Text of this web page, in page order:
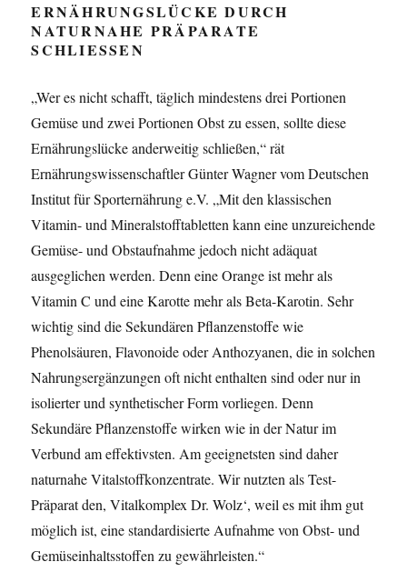
ERNÄHRUNGSLÜCKE DURCH
NATURNAHE PRÄPARATE
SCHLIESSEN
„Wer es nicht schafft, täglich mindestens drei Portionen
Gemüse und zwei Portionen Obst zu essen, sollte diese
Ernährungslücke anderweitig schließen,“ rät
Ernährungswissenschaftler Günter Wagner vom Deutschen
Institut für Sporternährung e.V. „Mit den klassischen
Vitamin- und Mineralstofftabletten kann eine unzureichende
Gemüse- und Obstaufnahme jedoch nicht adäquat
ausgeglichen werden. Denn eine Orange ist mehr als
Vitamin C und eine Karotte mehr als Beta-Karotin. Sehr
wichtig sind die Sekundären Pflanzenstoffe wie
Phenolsäuren, Flavonoide oder Anthozyanen, die in solchen
Nahrungsergänzungen oft nicht enthalten sind oder nur in
isolierter und synthetischer Form vorliegen. Denn
Sekundäre Pflanzenstoffe wirken wie in der Natur im
Verbund am effektivsten. Am geeignetsten sind daher
naturnahe Vitalstoffkonzentrate. Wir nutzten als Test-
Präparat den, Vitalkomplex Dr. Wolz‘, weil es mit ihm gut
möglich ist, eine standardisierte Aufnahme von Obst- und
Gemüseinhaltsstoffen zu gewährleisten.“